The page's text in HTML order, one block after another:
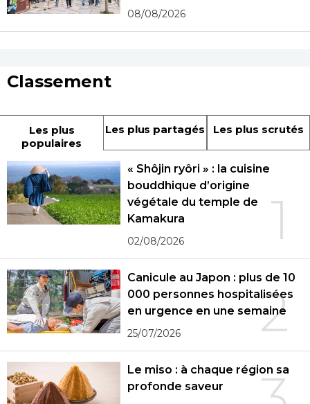
08/08/2026
Classement
Les plus
populaires
Les plus partagés Les plus scrutés
1
« Shôjin ryôri » : la cuisine
bouddhique d’origine
végétale du temple de
Kamakura
02/08/2026
2
Canicule au Japon : plus de 10
000 personnes hospitalisées
en urgence en une semaine
25/07/2026
Le miso : à chaque région sa
profonde saveur